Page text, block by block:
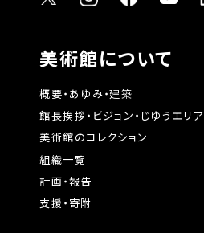
美術館について
概要・あゆみ・建築
館長挨拶・ビジョン・じゆうエリア
美術館のコレクション
組織一覧
計画・報告
支援・寄附